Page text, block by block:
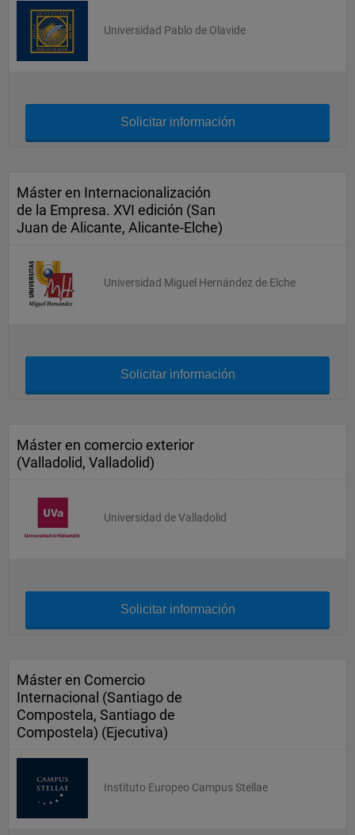
Universidad Pablo de Olavide
Solicitar información
Máster en Internacionalización
de la Empresa. XVI edición (San
Juan de Alicante, Alicante-Elche)
Universidad Miguel Hernández de Elche
Solicitar información
Máster en comercio exterior
(Valladolid, Valladolid)
Universidad de Valladolid
Solicitar información
Máster en Comercio
Internacional (Santiago de
Compostela, Santiago de
Compostela) (Ejecutiva)
Instituto Europeo Campus Stellae